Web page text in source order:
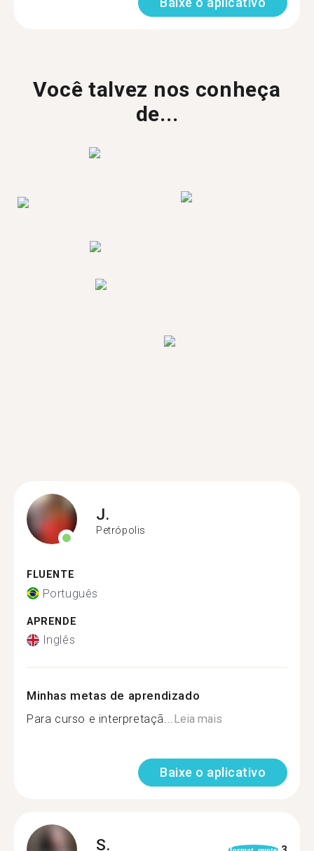
Você talvez nos conheça
de...
J.
Petrópolis
FLUENTE
Português
APRENDE
Inglês
Minhas metas de aprendizado
Para curso e interpretaçã...Leia mais
Baixe o aplicativo
S.